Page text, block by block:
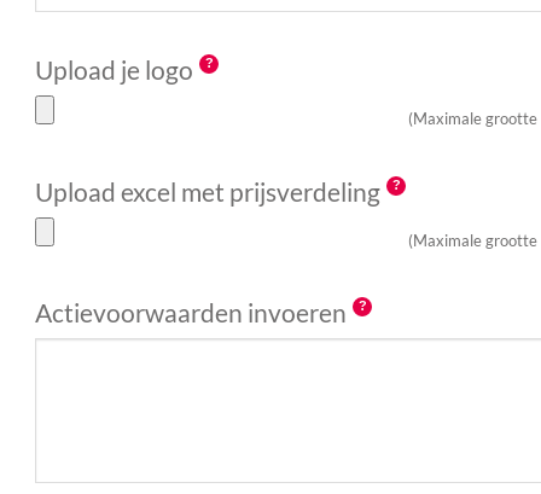
Upload je logo
(Maximale
Upload excel met prijsverdeling
(Maximale
Actievoorwaarden invoeren